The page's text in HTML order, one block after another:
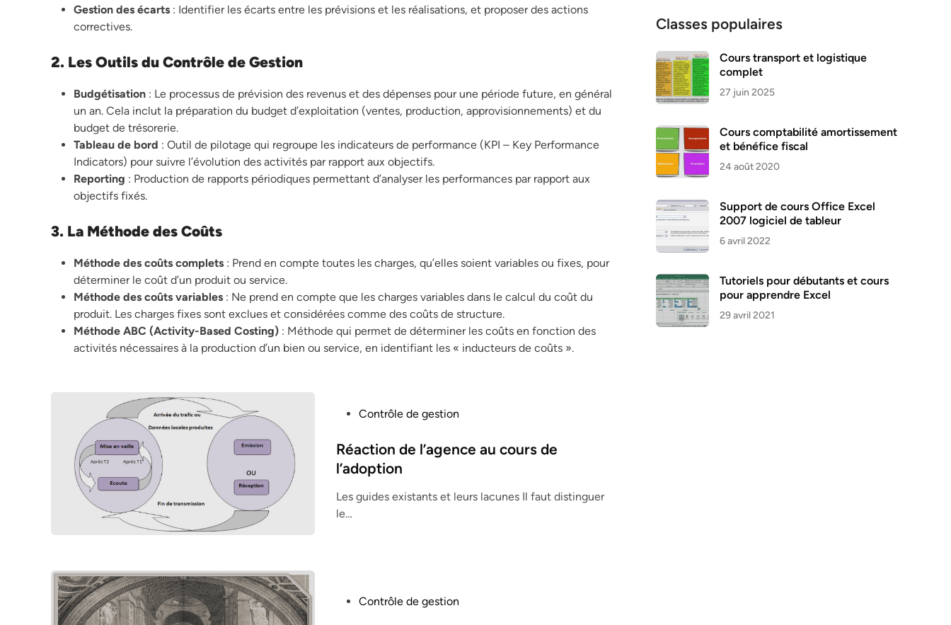
Gestion des écarts : Identifier les écarts entre les prévisions et les réalisations, et proposer des actions
correctives.
2. Les Outils du Contrôle de Gestion
Budgétisation : Le processus de prévision des revenus et des dépenses pour une période future, en général
un an. Cela inclut la préparation du budget d’exploitation (ventes, production, approvisionnements) et du
budget de trésorerie.
Tableau de bord : Outil de pilotage qui regroupe les indicateurs de performance (KPI – Key Performance
Indicators) pour suivre l’évolution des activités par rapport aux objectifs.
Reporting : Production de rapports périodiques permettant d’analyser les performances par rapport aux
objectifs fixés.
3. La Méthode des Coûts
Méthode des coûts complets : Prend en compte toutes les charges, qu’elles soient variables ou fixes, pour
déterminer le coût d’un produit ou service.
Méthode des coûts variables : Ne prend en compte que les charges variables dans le calcul du coût du
produit. Les charges fixes sont exclues et considérées comme des coûts de structure.
Méthode ABC (Activity-Based Costing) : Méthode qui permet de déterminer les coûts en fonction des
activités nécessaires à la production d’un bien ou service, en identifiant les « inducteurs de coûts ».
s
t
d
i
Contrôle de gestion
Réaction de l’agence au cours de
l’adoption
Les guides existants et leurs lacunes Il faut distinguer
le…
Contrôle de gestion
Classes populaires
Cours transport et logistique
complet
27 juin 2025
Cours comptabilité amortissement
et bénéfice fiscal
24 août 2020
Support de cours Office Excel
2007 logiciel de tableur
6 avril 2022
Tutoriels pour débutants et cours
pour apprendre Excel
29 avril 2021